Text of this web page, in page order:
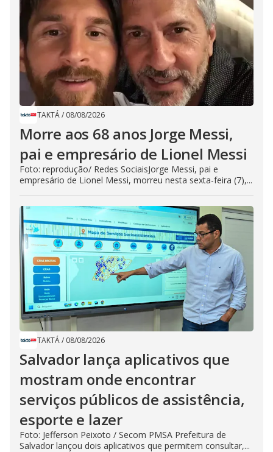
TAKTÁ/ 08/08/2026
Morre aos 68 anos Jorge Messi,
pai e empresário de Lionel Messi
Foto: reprodução/ Redes SociaisJorge Messi, pai e
empresário de Lionel Messi, morreu nesta sexta-feira (7),...
TAKTÁ/ 08/08/2026
Salvador lança aplicativos que
mostram onde encontrar
serviços públicos de assistência,
esporte e lazer
Foto: Jefferson Peixoto / Secom PMSA Prefeitura de
Salvador lançou dois aplicativos que permitem consultar,...